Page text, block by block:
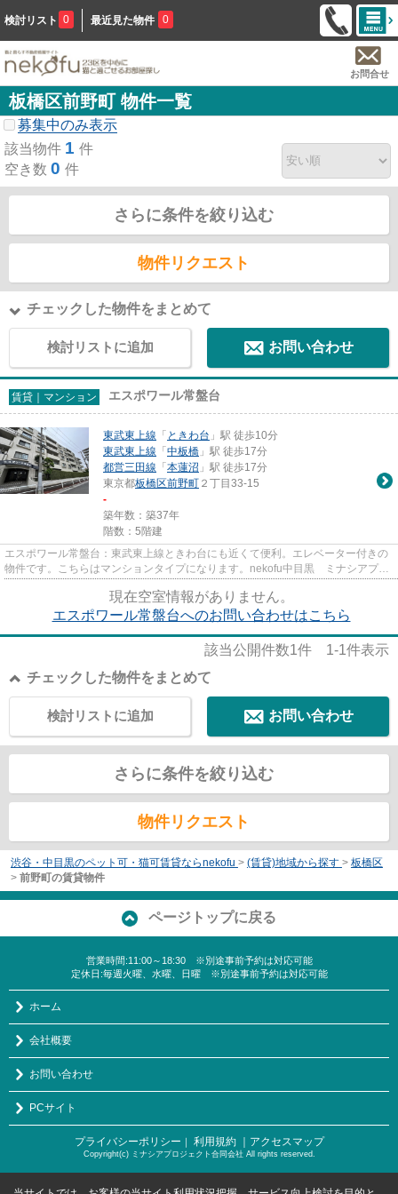
検討リスト 0 最近見た物件 0
お問合せ
板橋区前野町 物件一覧
募集中のみ表示
該当物件 1 件
空き数 0 件
さらに条件を絞り込む
物件リクエスト
チェックした物件をまとめて
検討リストに追加 お問い合わせ
賃貸｜マンション エスポワール常盤台
東武東上線 「 ときわ台 」駅 徒歩10分
東武東上線 「 中板橋 」駅 徒歩17分
都営三田線 「 本蓮沼 」駅 徒歩17分
東京都板橋区前野町 ２丁目33-15
-
築年数：築37年
階数：5階建
エスポワール常盤台：東武東上線ときわ台にも近くて便利。エレベーター付きの
物件です。こちらはマンションタイプになります。nekofu中目黒 ミナシアプロ
現在空室情報がありません。
エスポワール常盤台へのお問い合わせはこちら
該当公開件数1件 1-1件表示
チェックした物件をまとめて
お問い合わせ
検討リストに追加
さらに条件を絞り込む
物件リクエスト
渋谷・中目黒のペット可・猫可賃貸ならnekofu > (賃貸)地域から探す > 板橋区
> 前野町の賃貸物件
ページトップに戻る
営業時間:11:00～18:30 ※別途事前予約は対応可能
定休日:毎週火曜、水曜、日曜 ※別途事前予約は対応可能
ホーム
会社概要
お問い合わせ
PCサイト
プライバシーポリシー ｜ 利用規約 ｜アクセスマップ
Copyright(c) ミナシアプロジェクト合同会社 All rights reserved.